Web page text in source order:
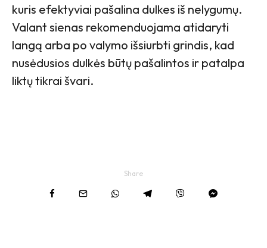
kuris efektyviai pašalina dulkes iš nelygumų.
Valant sienas rekomenduojama atidaryti
langą arba po valymo išsiurbti grindis, kad
nusėdusios dulkės būtų pašalintos ir patalpa
liktų tikrai švari.
Share